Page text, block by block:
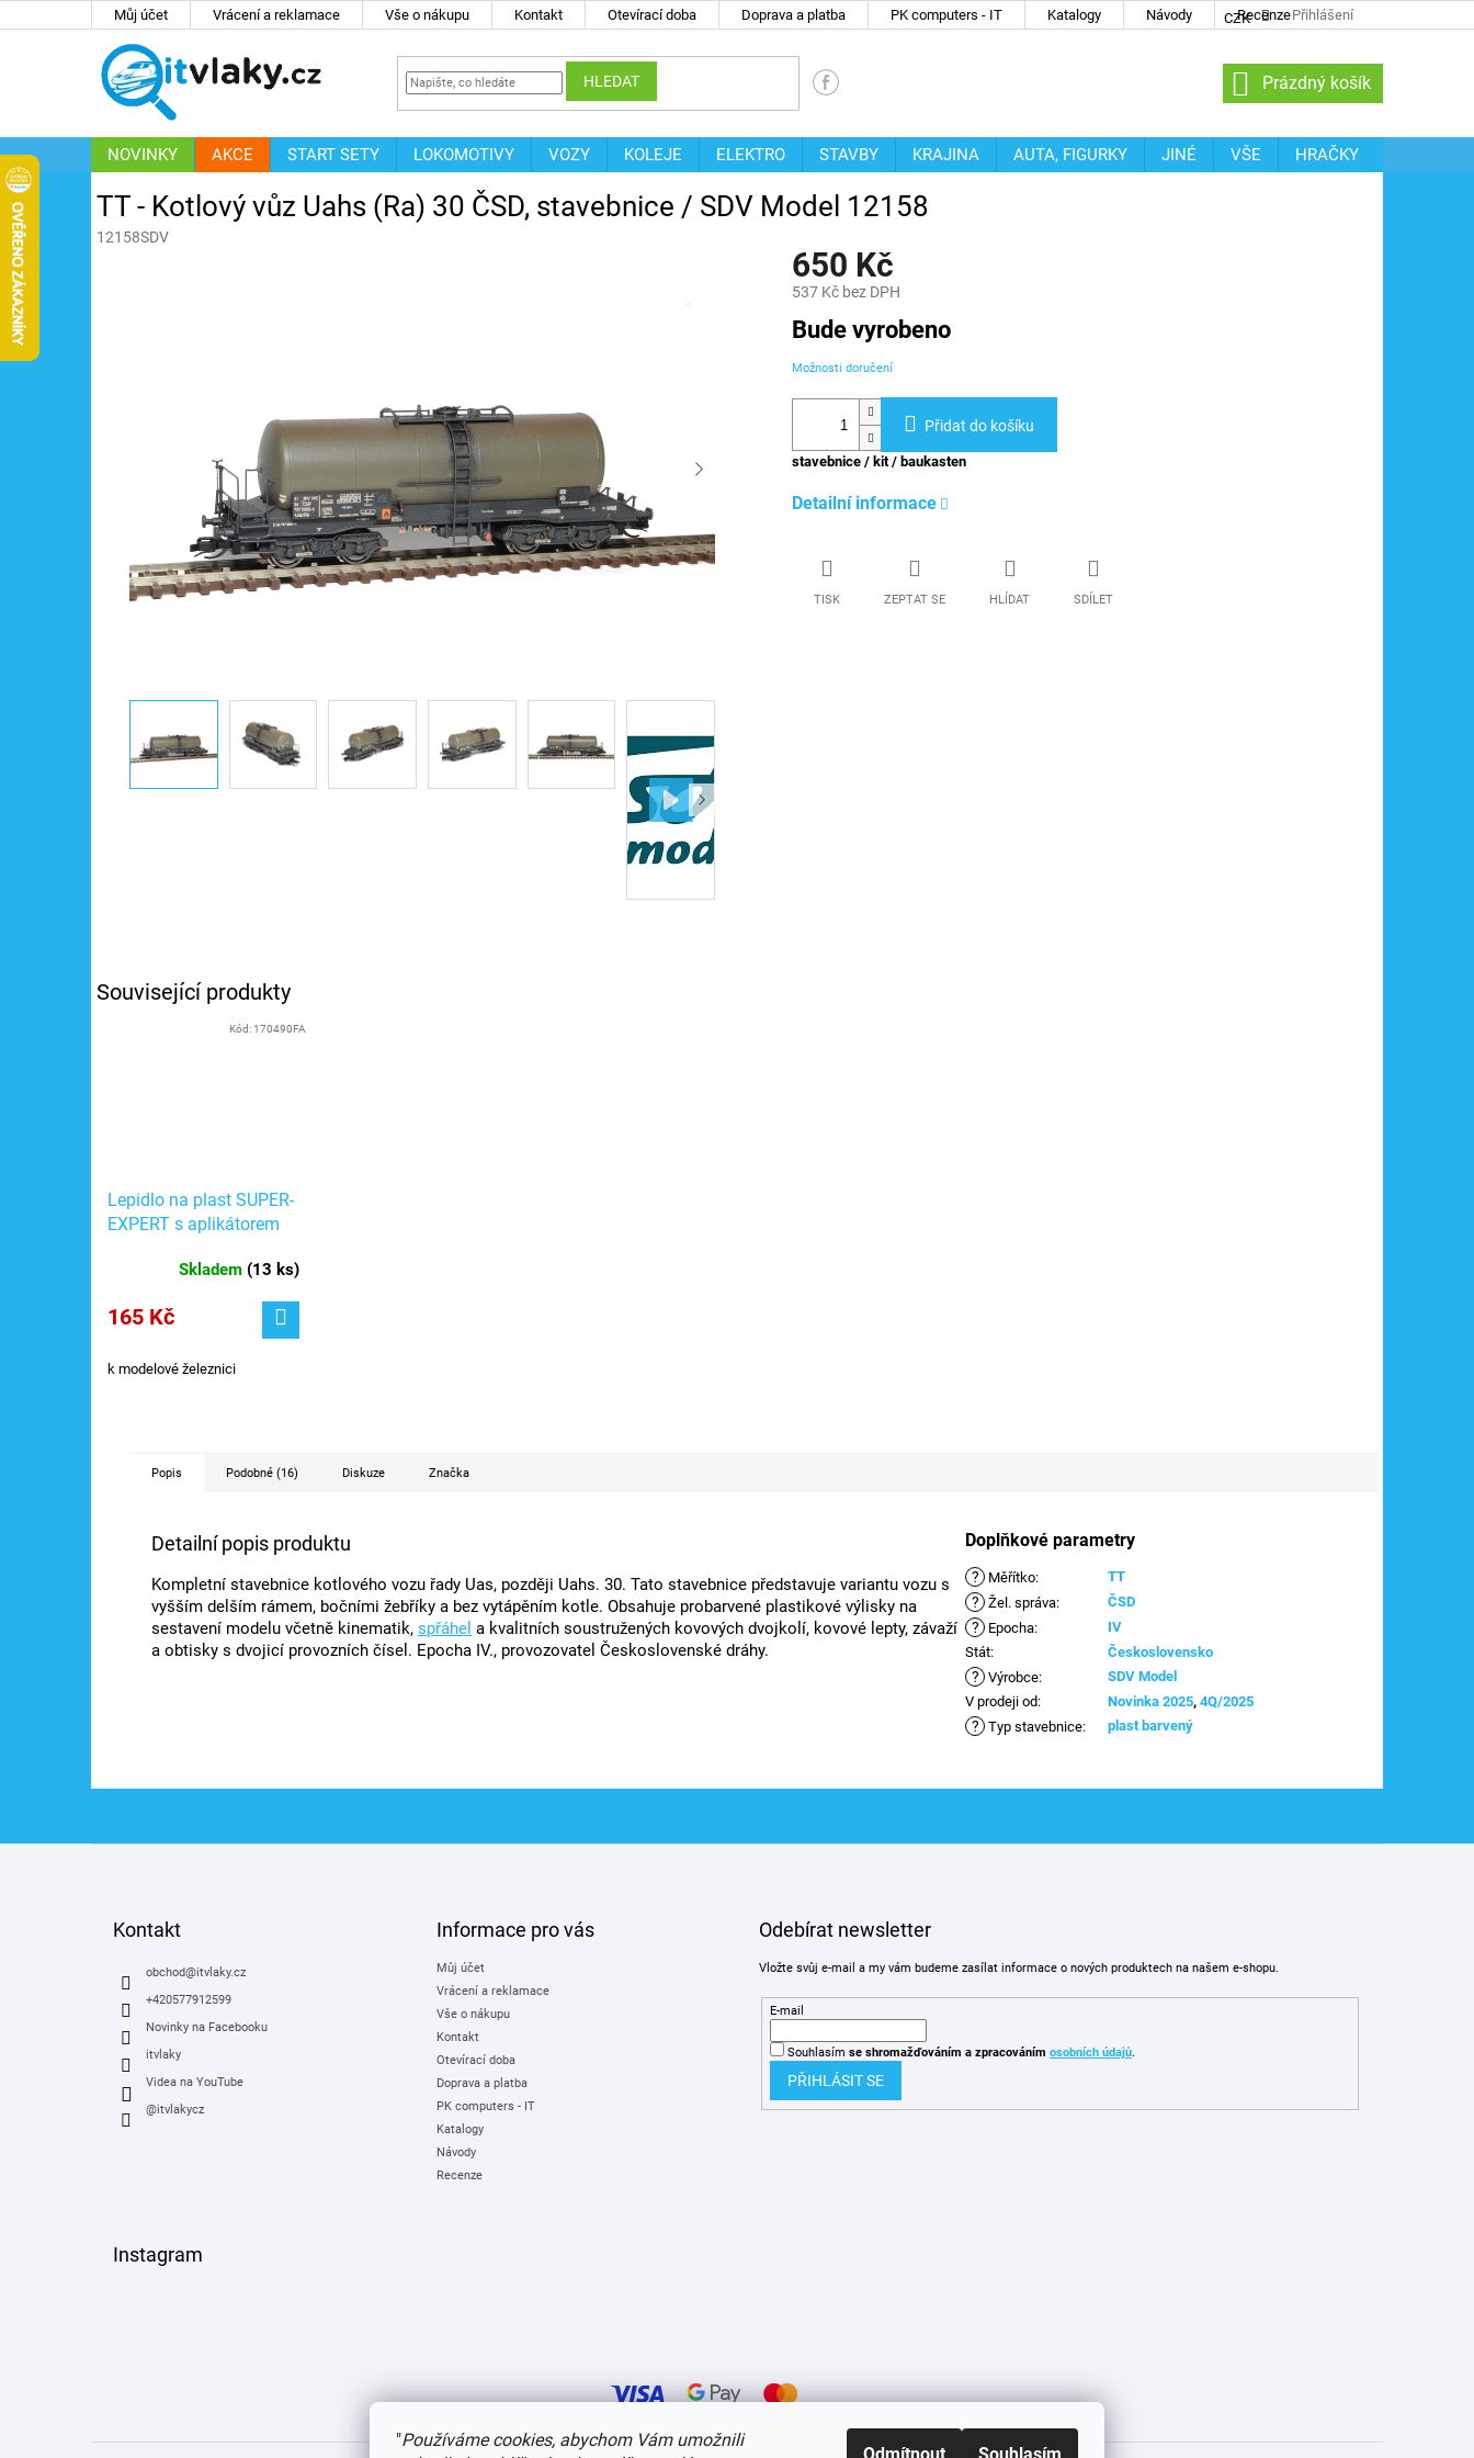
"Používáme cookies, abychom Vám umožnili
Můj účet Vrácení a reklamace Vše o nákupu Kontakt Otevírací doba Doprava a platba PK computers - IT Katalogy Návody Recenze
CZK Přihlášení
HLEDAT
NÁKUPNÍ
KOŠÍK
Prázdný košík
NOVINKY AKCE START SETY LOKOMOTIVY VOZY KOLEJE ELEKTRO STAVBY KRAJINA AUTA, FIGURKY JINÉ VŠE
HRAČKY
ZNAČKY
TT - Kotlový vůz Uahs (Ra) 30 ČSD, stavebnice / SDV Model 12158
12158SDV
650 Kč
537 Kč bez DPH
Měrná
cena:
Bude vyrobeno
Možnosti doručení
Přidat do košíku
stavebnice / kit / baukasten
Detailní informace
TISK ZEPTAT SE HLÍDAT SDÍLET
Související produkty
Lepidlo na plast SUPER-
EXPERT s aplikátorem
Faller 170490
Skladem (13 ks)
165 Kč
k modelové železnici
Kód: 170490FA
Popis Podobné (16) Diskuze Značka
Detailní popis produktu
Kompletní stavebnice kotlového vozu řady Uas, později Uahs. 30. Tato stavebnice představuje variantu vozu s
vyšším delším rámem, bočními žebříky a bez vytápěním kotle. Obsahuje probarvené plastikové výlisky na
sestavení modelu včetně kinematik, spřáhel a kvalitních soustružených kovových dvojkolí, kovové lepty, závaží
a obtisky s dvojicí provozních čísel. Epocha IV., provozovatel Československé dráhy.
Doplňkové parametry
? Měřítko: TT
? Žel. správa: ČSD
? Epocha:
IV
Stát: Československo
? Výrobce:
SDV Model
V prodeji od: Novinka 2025,4Q/2025
? Typ stavebnice: plast barvený
Kontakt
obchod@itvlaky.cz
+420577912599
Novinky na Facebooku
itvlaky
Videa na YouTube
@itvlakycz
Informace pro vás
Můj účet
Vrácení a reklamace
Vše o nákupu
Kontakt
Otevírací doba
Doprava a platba
PK computers - IT
Katalogy
Návody
Recenze
Odebírat newsletter
Vložte svůj e-mail a my vám budeme zasílat informace o nových produktech na našem e-shopu.
E-mail
Souhlasím se shromažďováním a zpracováním osobních údajů.
PŘIHLÁSIT SE
Instagram